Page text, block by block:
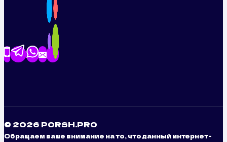
© 2026 PORSH.PRO
Обращаем ваше внимание на то, что данный интернет-